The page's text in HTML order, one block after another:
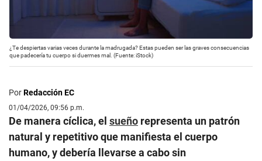
¿Te despiertas varias veces durante la madrugada? Estas pueden ser las graves consecuencias
que padecería tu cuerpo si duermes mal. (Fuente: iStock)
PorRedacción EC
01/04/2026, 09:56 p.m.
De manera cíclica, el sueño representa un patrón
natural y repetitivo que manifiesta el cuerpo
humano, y debería llevarse a cabo sin